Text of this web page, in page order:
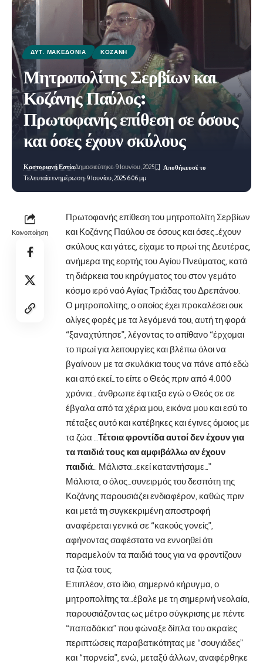
ΔΥΤ. ΜΑΚΕΔΟΝΊΑ ΚΟΖΆΝΗ
Μητροπολίτης Σερβίων και
Κοζάνης Παύλος:
Πρωτοφανής επίθεση σε όσους
και όσες έχουν σκύλους
Τελευταία ενημέρωση: 9 Ιουνίου, 2025 6:06 μμ
Καστοριανή ΕστίαΔημοσιεύτηκε: 9 Ιουνίου, 2025
Κοινοποίηση
Πρωτοφανής επίθεση του μητροπολίτη Σερβίων
και Κοζάνης Παύλου σε όσους και όσες…έχουν
σκύλους και γάτες, είχαμε το πρωί της Δευτέρας,
ανήμερα της εορτής του Αγίου Πνεύματος, κατά
τη διάρκεια του κηρύγματος του στον γεμάτο
κόσμο ιερό ναό Αγίας Τριάδας του Δρεπάνου.
Ο μητροπολίτης, ο οποίος έχει προκαλέσει ουκ
ολίγες φορές με τα λεγόμενά του, αυτή τη φορά
“ξαναχτύπησε”, λέγοντας το απίθανο “έρχομαι
το πρωί για λειτουργίες και βλέπω όλοι να
βγαίνουν με τα σκυλάκια τους να πάνε από εδώ
και από εκεί…το είπε ο Θεός πριν από 4.000
χρόνια… άνθρωπε έφτιαξα εγώ ο Θεός σε σε
έβγαλα από τα χέρια μου, εικόνα μου και εσύ το
πέταξες αυτό και κατέβηκες και έγινες όμοιος με
τα ζώα … Τέτοια φροντίδα αυτοί δεν έχουν για
τα παιδιά τους και αμφιβάλλω αν έχουν
παιδιά … Μάλιστα…εκεί καταντήσαμε…”
Μάλιστα, ο όλος…συνειρμός του δεσπότη της
Κοζάνης παρουσιάζει ενδιαφέρον, καθώς πριν
και μετά τη συγκεκριμένη αποστροφή
αναφέρεται γενικά σε “κακούς γονείς”,
αφήνοντας σαφέστατα να εννοηθεί ότι
παραμελούν τα παιδιά τους για να φροντίζουν
τα ζώα τους.
Επιπλέον, στο ίδιο, σημερινό κήρυγμα, ο
μητροπολίτης τα…έβαλε με τη σημερινή νεολαία,
παρουσιάζοντας ως μέτρο σύγκρισης με πέντε
“παπαδάκια” που φώναξε δίπλα του ακραίες
περιπτώσεις παραβατικότητας με “σουγιάδες”
και “πορνεία”, ενώ, μεταξύ άλλων, αναφέρθηκε